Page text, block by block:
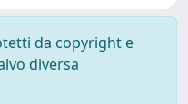
da copyright e
diversa